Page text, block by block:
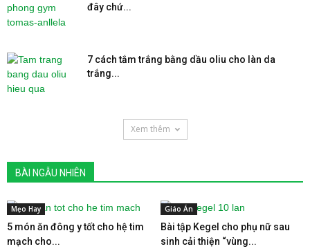
đây chứ...
7 cách tắm trắng bằng dầu oliu cho làn da
trắng...
Xem thêm
BÀI NGẪU NHIÊN
Mẹo Hay
5 món ăn đông y tốt cho hệ tim
mạch cho...
Giáo Án
Bài tập Kegel cho phụ nữ sau
sinh cải thiện “vùng...